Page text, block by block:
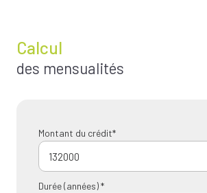
Calcul
des mensualités
Montant du crédit*
Durée (années) *